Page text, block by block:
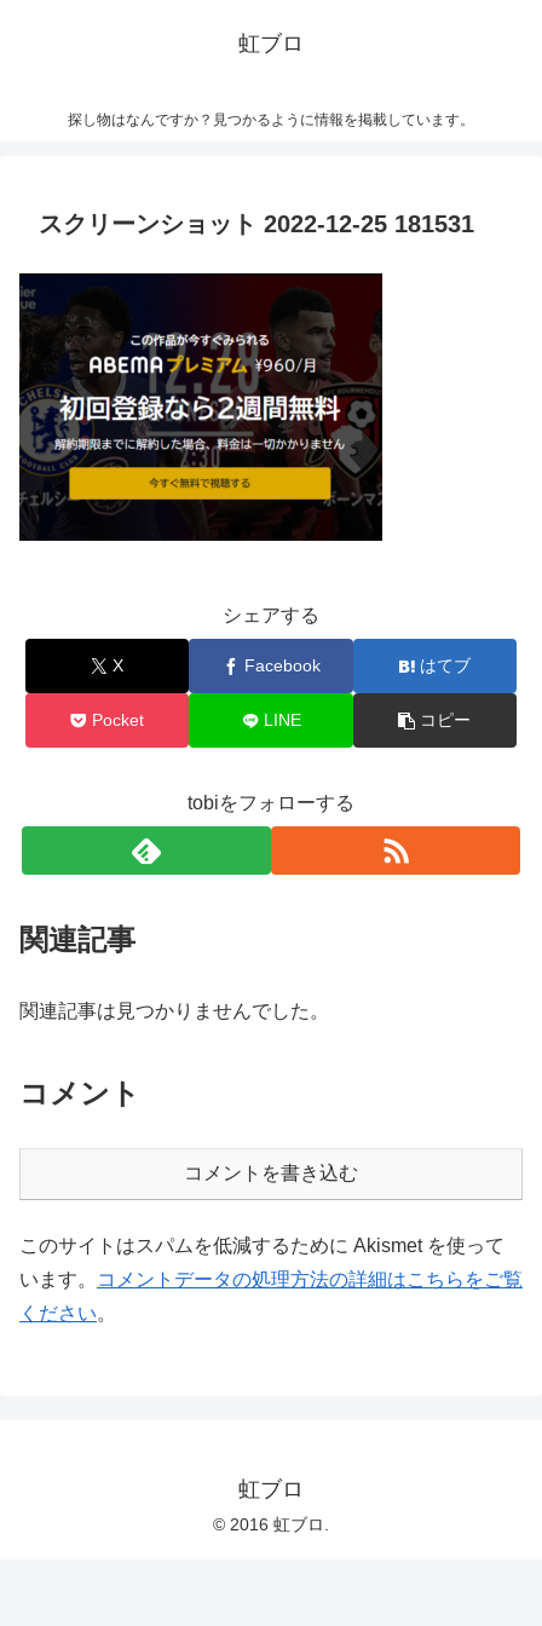
虹ブロ
探し物はなんですか？見つかるように情報を掲載しています。
スクリーンショット 2022-12-25 181531
シェアする
X Facebook はてブ
Pocket LINE コピー
tobiをフォローする
関連記事
関連記事は見つかりませんでした。
コメント
コメントを書き込む
このサイトはスパムを低減するために Akismet を使って
います。
コメントデータの処理方法の詳細はこちらをご覧
ください。
虹ブロ
© 2016 虹ブロ.